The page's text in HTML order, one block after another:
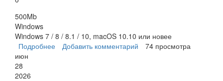
500Mb
Windows
Windows 7 / 8 / 8.1 / 10, macOS 10.10 или новее
Подробнее о Perfect Resize
Добавить комментарий
74 просмотра
июн
28
2026